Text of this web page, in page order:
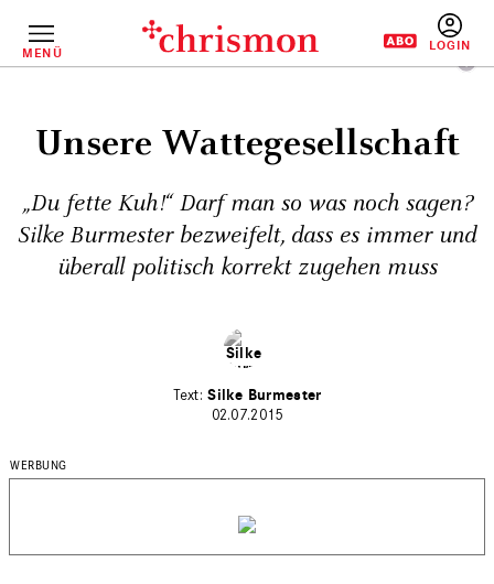
InhaltMENÜ
Unsere Wattegesellschaft
„Du fette Kuh!“ Darf man so was noch sagen?
Silke Burmester bezweifelt, dass es immer und
überall politisch korrekt zugehen muss
Silke Burmester
02.07.2015